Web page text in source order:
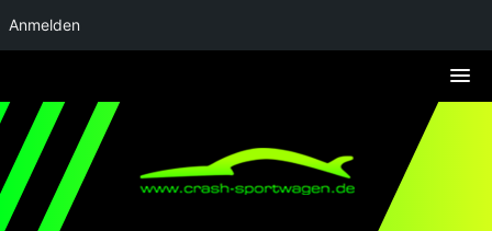
Anmelden